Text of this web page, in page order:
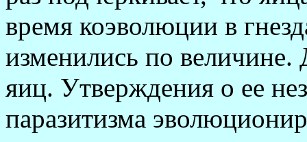
время коэволюции в
изменились по величине.
яиц. Утверждения о ее
паразитизма